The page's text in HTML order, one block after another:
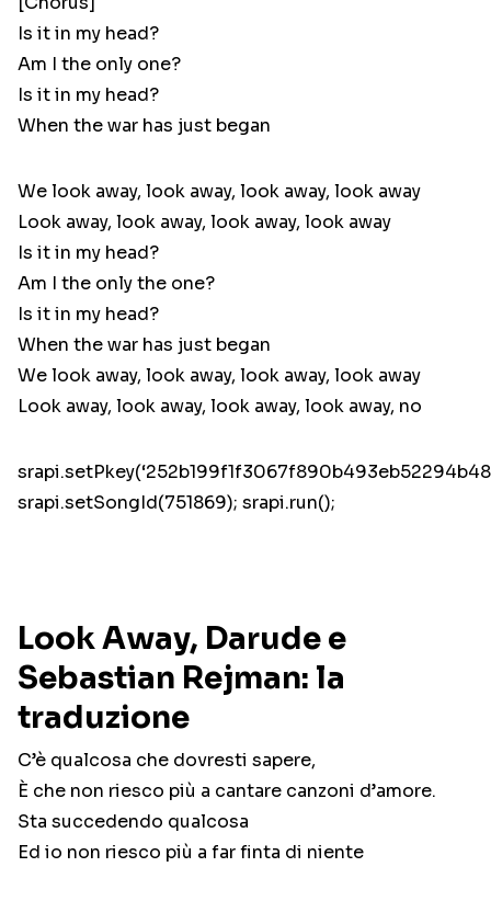
Is it in my head?
Am I the only one?
Is it in my head?
When the war has just began
We look away, look away, look away, look away
Look away, look away, look away, look away
Is it in my head?
Am I the only the one?
Is it in my head?
When the war has just began
We look away, look away, look away, look away
Look away, look away, look away, look away, no
srapi.setSongId(751869); srapi.run();
Look Away, Darude e
Sebastian Rejman: la
traduzione
C’è qualcosa che dovresti sapere,
È che non riesco più a cantare canzoni d’amore.
Sta succedendo qualcosa
Ed io non riesco più a far finta di niente